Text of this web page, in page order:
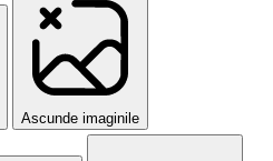
Ascunde imaginile